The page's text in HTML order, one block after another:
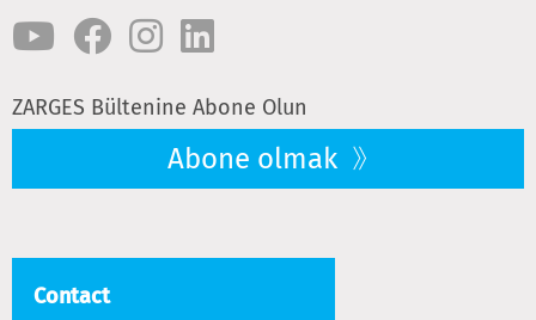
ZARGES Bültenine Abone Olun
Abone olmak
Contact